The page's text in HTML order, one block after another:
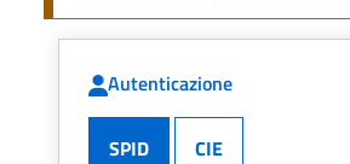
Autenticazione
SPID CIE